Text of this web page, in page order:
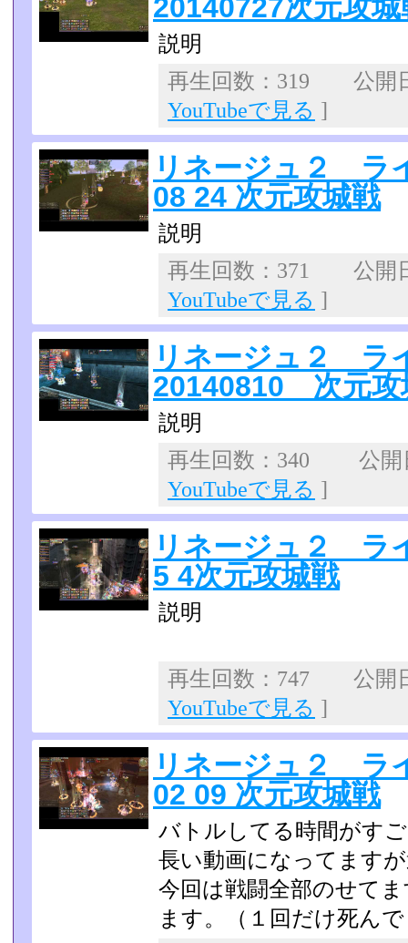
20140727次元攻城
説明
再生回数：319 公開
YouTubeで見る ]
リネージュ２ ラ
08 24 次元攻城戦
説明
再生回数：371 公開
YouTubeで見る ]
リネージュ２
20140810 次元攻
説明
再生回数：340 公
YouTubeで見る ]
リネージュ２ ラ
5 4次元攻城戦
説明
再生回数：747 公開
YouTubeで見る ]
リネージュ２ ラ
02 09 次元攻城戦
バトルしてる時間がす
長い動画になってます
今回は戦闘全部のせて
ます。（１回だけ死ん